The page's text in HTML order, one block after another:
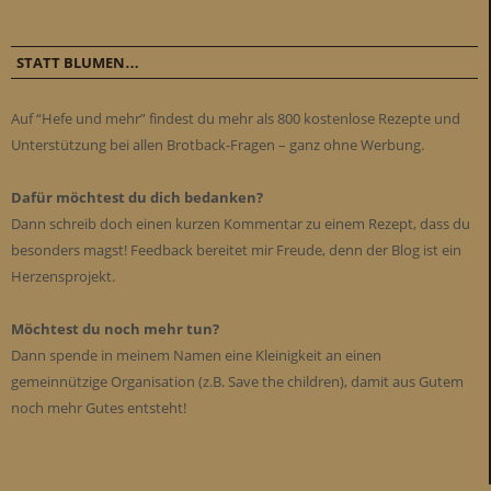
STATT BLUMEN…
Auf “Hefe und mehr” findest du mehr als 800 kostenlose Rezepte und
Unterstützung bei allen Brotback-Fragen – ganz ohne Werbung.
Dafür möchtest du dich bedanken?
Dann schreib doch einen kurzen Kommentar zu einem Rezept, dass du
besonders magst! Feedback bereitet mir Freude, denn der Blog ist ein
Herzensprojekt.
Möchtest du noch mehr tun?
Dann spende in meinem Namen eine Kleinigkeit an einen
gemeinnützige Organisation (z.B. Save the children), damit aus Gutem
noch mehr Gutes entsteht!